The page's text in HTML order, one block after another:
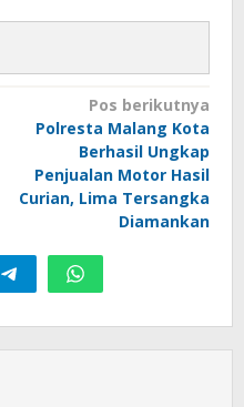
Pos berikutnya
Polresta Malang Kota
Berhasil Ungkap
Penjualan Motor Hasil
Curian, Lima Tersangka
Diamankan